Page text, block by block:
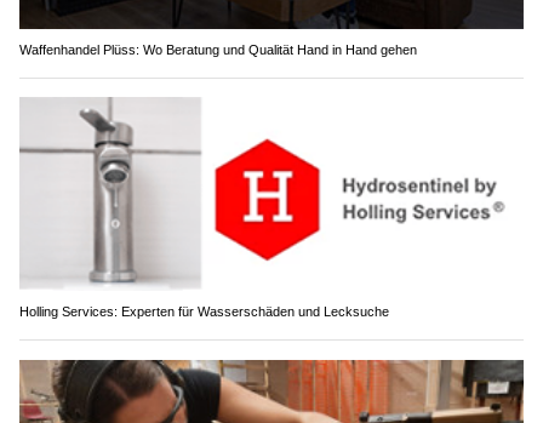
Waffenhandel Plüss: Wo Beratung und Qualität Hand in Hand gehen
Holling Services: Experten für Wasserschäden und Lecksuche